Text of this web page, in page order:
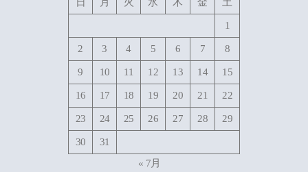
1
2 3 4 5 6 7 8
9 10 11 12 13 14 15
16 17 18 19 20 21 22
23 24 25 26 27 28 29
30
31
« 7月